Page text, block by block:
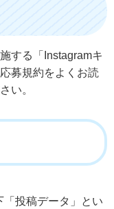
する「Instagramキ
募規約をよくお読
い。
投稿データ」とい